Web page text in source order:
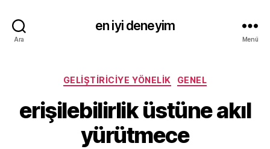
Ara
en iyi deneyim
Menü
Kategoriler
GELIŞTIRICIYE YÖNELIK GENEL
erişilebilirlik üstüne akıl
yürütmece